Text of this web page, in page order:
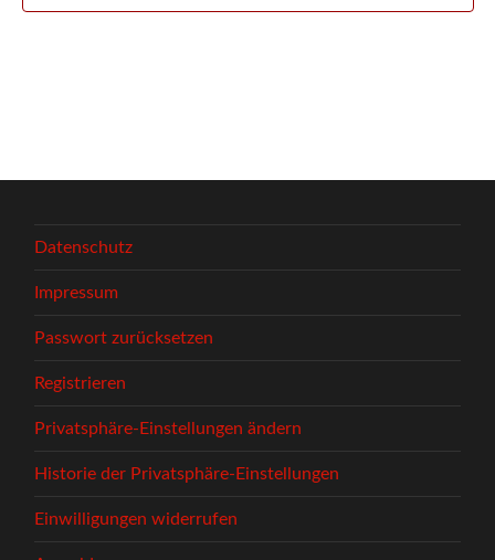
Datenschutz
Impressum
Passwort zurücksetzen
Registrieren
Privatsphäre-Einstellungen ändern
Historie der Privatsphäre-Einstellungen
Einwilligungen widerrufen